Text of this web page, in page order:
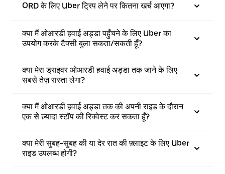
ORD के लिए Uber ट्रिप लेने पर कितना खर्च आएगा?
क्या मैं ओआरडी हवाई अड्डा पहुँचने के लिए Uber का
उपयोग करके टैक्सी बुला सकता/सकती हूँ?
क्या मेरा ड्राइवर ओआरडी हवाई अड्डा तक जाने के लिए
सबसे तेज़ रास्ता लेगा?
क्या मैं ओआरडी हवाई अड्डा तक की अपनी राइड के दौरान
एक से ज़्यादा स्टॉप की रिक्वेस्ट कर सकता हूँ?
क्या मेरी सुबह-सुबह की या देर रात की फ़्लाइट के लिए Uber
राइड उपलब्ध होगी?